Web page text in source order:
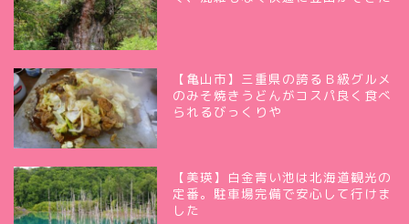
【亀山市】三重県の誇るＢ級グルメ
のみそ焼きうどんがコスパ良く食べ
られるびっくりや
【美瑛】白金青い池は北海道観光の
定番。駐車場完備で安心して行けま
した